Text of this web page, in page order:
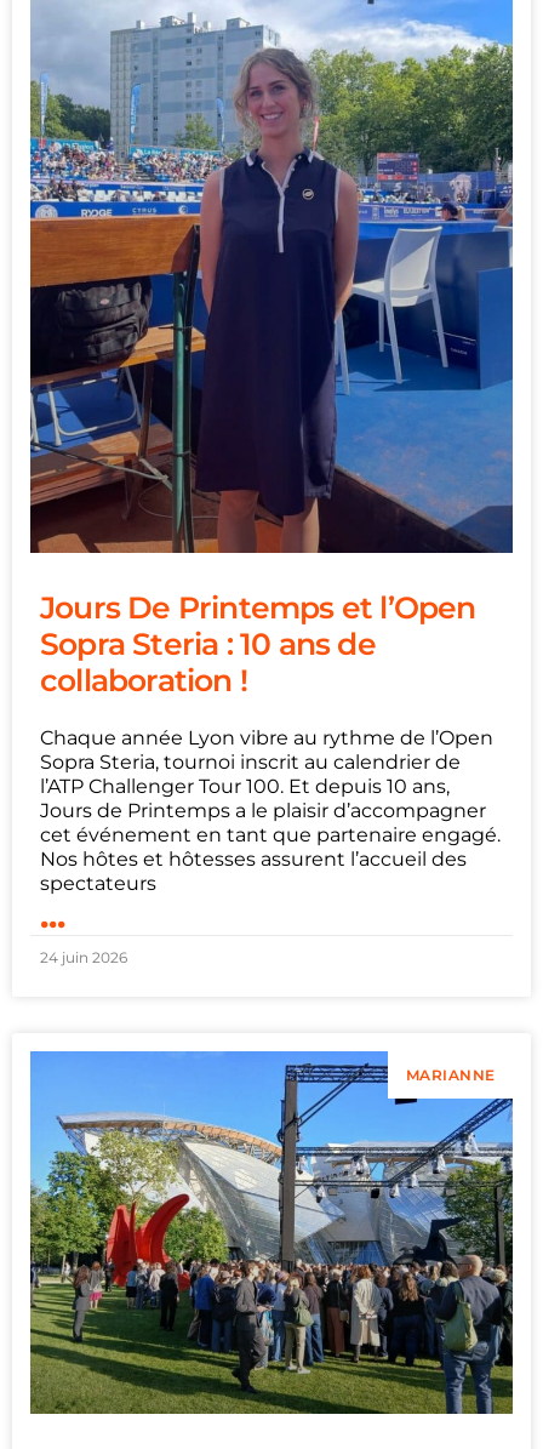
Jours De Printemps et l’Open
Sopra Steria : 10 ans de
collaboration !
Chaque année Lyon vibre au rythme de l’Open
Sopra Steria, tournoi inscrit au calendrier de
l’ATP Challenger Tour 100. Et depuis 10 ans,
Jours de Printemps a le plaisir d’accompagner
cet événement en tant que partenaire engagé.
Nos hôtes et hôtesses assurent l’accueil des
spectateurs
...
24 juin 2026
MARIANNE